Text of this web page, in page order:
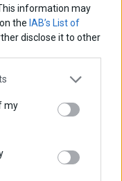
information may
the IAB’s List of
disclose it to other
my